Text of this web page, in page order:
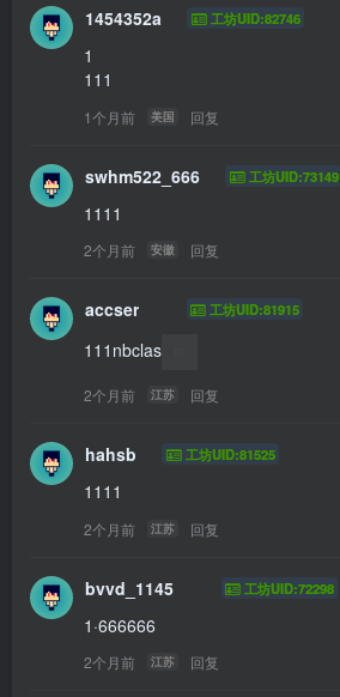
1454352a 工坊UID:82746
1
111
1个月前 美国 回复
swhm522_666 工坊UID:73149
1111
2个月前 安徽 回复
accser 工坊UID:81915
111nbclas
2个月前 江苏 回复
hahsb 工坊UID:81525
1111
2个月前 江苏 回复
bvvd_1145 工坊UID:72298
1·666666
2个月前 江苏 回复